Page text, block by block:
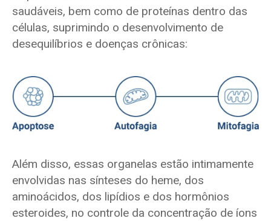
saudáveis, bem como de proteínas dentro das
células, suprimindo o desenvolvimento de
desequilíbrios e doenças crônicas:
Além disso, essas organelas estão intimamente
envolvidas nas sínteses do heme, dos
aminoácidos, dos lipídios e dos hormônios
esteroides, no controle da concentração de íons